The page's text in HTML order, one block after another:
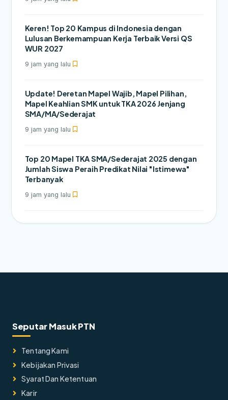
Keren! Top 20 Kampus di Indonesia dengan
Lulusan Berkemampuan Kerja Terbaik Versi QS
WUR 2027
9 jam yang lalu
Update! Deretan Mapel Wajib, Mapel Pilihan,
Mapel Keahlian SMK untuk TKA 2026 Jenjang
SMA/MA/Sederajat
9 jam yang lalu
Top 20 Mapel TKA SMA/Sederajat 2025 dengan
Jumlah Siswa Peraih Predikat Nilai "Istimewa"
Terbanyak
9 jam yang lalu
Seputar Masuk PTN
Tentang Kami
Kebijakan Privasi
Syarat Dan Ketentuan
Karir